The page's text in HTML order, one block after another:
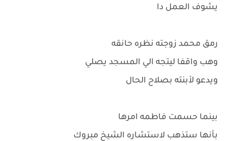
يشوف العمل دا
رمق محمد زوجته نظره حانقه
وهب واقفا ليتجه الي المسجد يصلي
ويدعو لأبنته بصلاح الحال
بينما حسمت فاطمه امرها
بأنها ستذهب لاستشاره الشيخ مبروك